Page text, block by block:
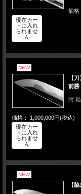
価格
現在カー
トに入れ
られませ
ん
NEW
【
前
附
価格： 1,000,000円(税込)
現在カー
トに入れ
られませ
ん
NEW
【